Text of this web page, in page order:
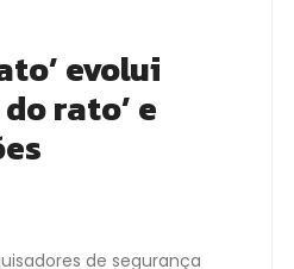
evolui
rato’ e
de segurança